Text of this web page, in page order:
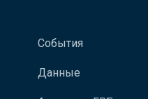
События
Данные